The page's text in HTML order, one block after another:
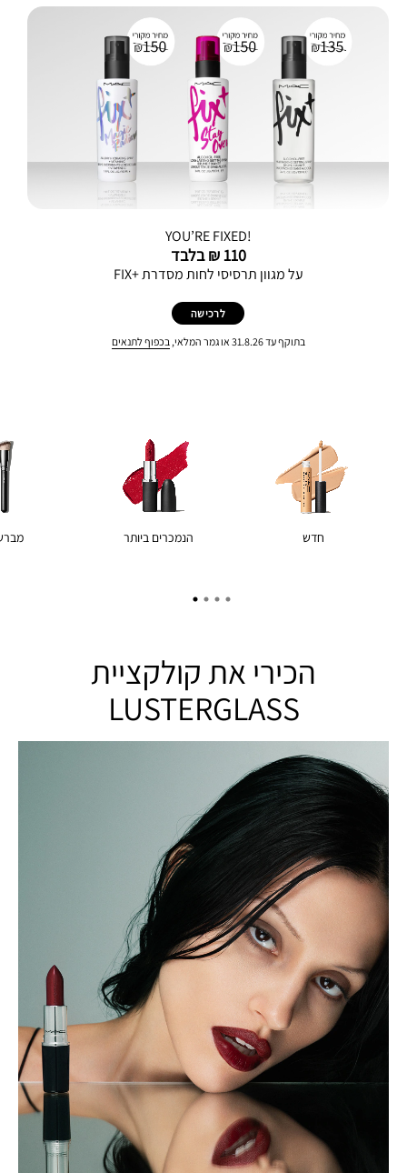
YOU’RE FIXED!
110 ₪ בלבד
על מגוון תרסיסי לחות מסדרת +FIX
לרכישה
בתוקף עד 31.8.26 או גמר המלאי, בכפוף לתנאים
הנמכרים ביותר חדש
הכירי את קולקציית
LUSTERGLASS